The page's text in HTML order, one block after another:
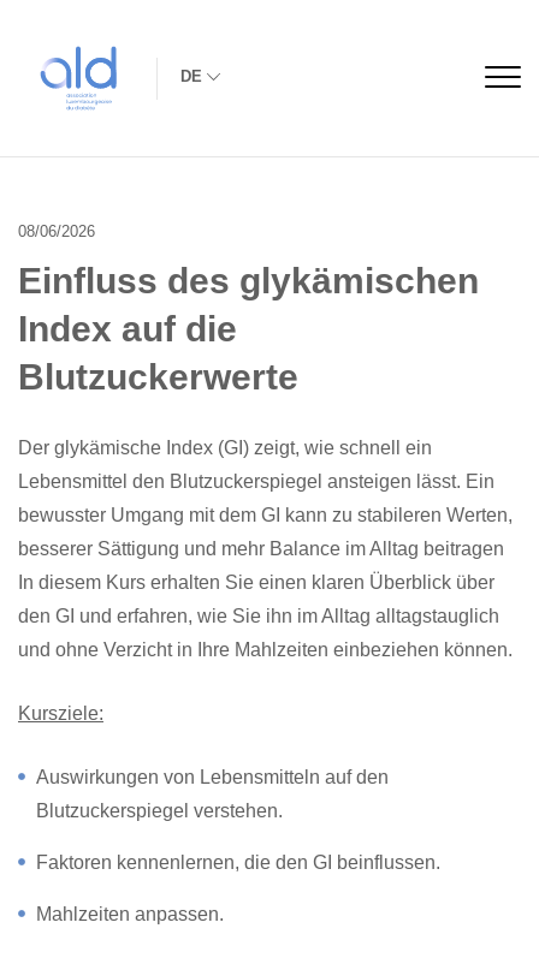
DE
08/06/2026
Einfluss des glykämischen
Index auf die
Blutzuckerwerte
Der glykämische Index (GI) zeigt, wie schnell ein
Lebensmittel den Blutzuckerspiegel ansteigen lässt. Ein
bewusster Umgang mit dem GI kann zu stabileren Werten,
besserer Sättigung und mehr Balance im Alltag beitragen
In diesem Kurs erhalten Sie einen klaren Überblick über
den GI und erfahren, wie Sie ihn im Alltag alltagstauglich
und ohne Verzicht in Ihre Mahlzeiten einbeziehen können.
Kursziele:
Auswirkungen von Lebensmitteln auf den
Blutzuckerspiegel verstehen.
Faktoren kennenlernen, die den GI beinflussen.
Mahlzeiten anpassen.